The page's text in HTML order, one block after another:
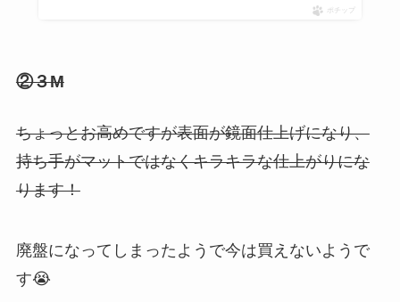
ポチップ
②３M
ちょっとお高めですが表面が鏡面仕上げになり、
持ち手がマットではなくキラキラな仕上がりにな
ります！
廃盤になってしまったようで今は買えないようで
す😭